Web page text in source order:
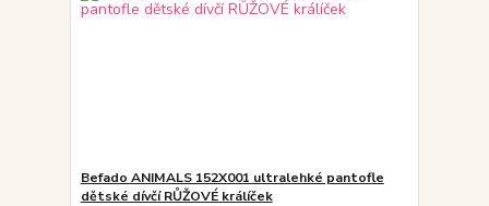
Befado ANIMALS 152X001 ultralehké pantofle
dětské dívčí RŮŽOVÉ králíček